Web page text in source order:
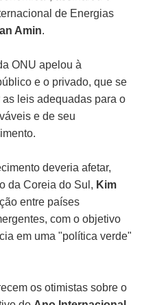
de Energias
Amin.
ONU apelou à
e o privado, que se
leis adequadas para o
e de seu
deveria afetar,
da Coreia do Sul, Kim
entre países
com o objetivo
em uma "política verde"
os otimistas sobre o